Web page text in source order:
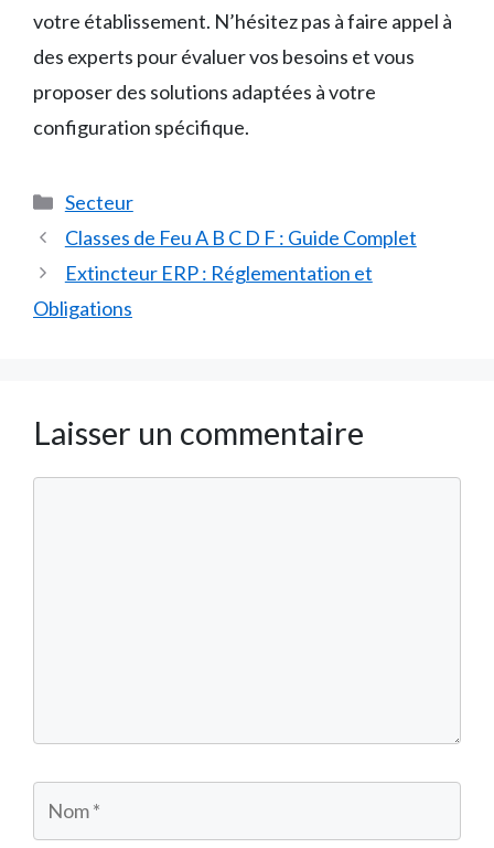
votre établissement. N’hésitez pas à faire appel à
des experts pour évaluer vos besoins et vous
proposer des solutions adaptées à votre
configuration spécifique.
Catégories
Secteur
Classes de Feu A B C D F : Guide Complet
Extincteur ERP : Réglementation et
Obligations
Laisser un commentaire
Nom